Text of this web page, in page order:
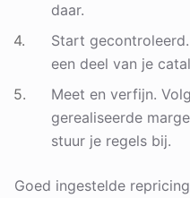
daar.
Start
een deel van je
Meet en verfijn.
gerealiseerde
stuur je regels bij.
Goed ingestelde